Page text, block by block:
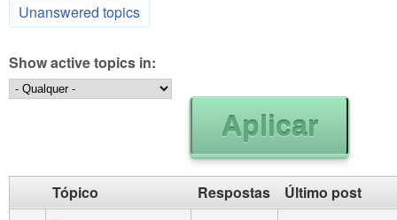
Unanswered topics
Show active topics in:
Tópico Respostas
Último post